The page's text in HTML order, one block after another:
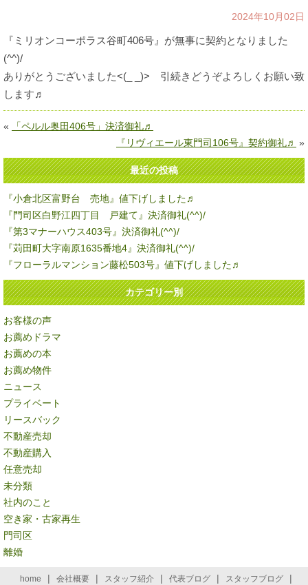
2024年10月02日
『ミリオンコーポラス谷町406号』が無事に契約となりました
(^^)/
ありがとうございました<(_ _)> 引続きどうぞよろしくお願い致
します♬
«
「ペルル奥田406号」決済御礼♬
『リヴィエール東門司106号』契約御礼♬ »
最近の投稿
『小倉北区富野台 売地』値下げしました♬
『門司区白野江四丁目 戸建て』決済御礼(^^)/
『第3マナーハウス403号』決済御礼(^^)/
『苅田町大字南原1635番地4』決済御礼(^^)/
『フローラルマンション藤松503号』値下げしました♬
カテゴリー別
お客様の声
お薦めドラマ
お薦めの本
お薦め物件
ニュース
プライベート
リースバック
不動産売却
不動産購入
任意売却
未分類
社内のこと
空き家・古家再生
門司区
離婚
home | 会社概要 | スタッフ紹介 | 代表ブログ | スタッフブログ |